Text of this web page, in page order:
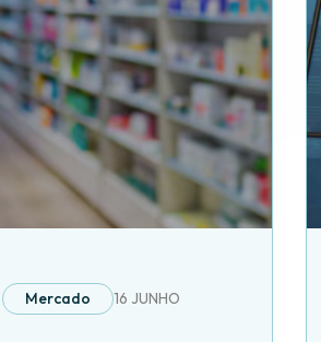
Mercado 16 JUNHO